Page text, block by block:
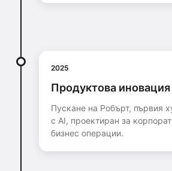
2025
Продуктова иновация
Пускане на Робърт, първия
с AI, проектиран за
бизнес операции.